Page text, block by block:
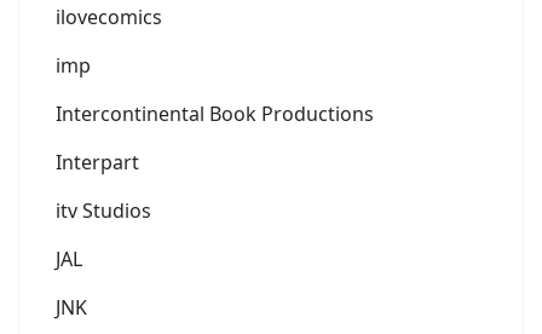
ilovecomics
imp
Intercontinental Book Productions
Interpart
itv Studios
JAL
JNK